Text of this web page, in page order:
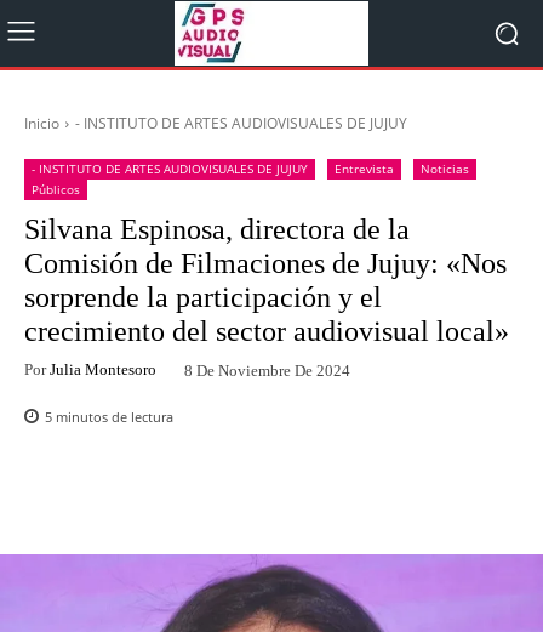
Inicio - INSTITUTO DE ARTES AUDIOVISUALES DE JUJUY
- INSTITUTO DE ARTES AUDIOVISUALES DE JUJUY Entrevista
Noticias
Públicos
Silvana Espinosa, directora de la
Comisión de Filmaciones de Jujuy: «Nos
sorprende la participación y el
crecimiento del sector audiovisual local»
Por Julia Montesoro 8 De Noviembre De 2024
5 minutos de lectura